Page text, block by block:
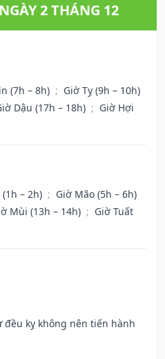
2 THÁNG 12
(7h – 8h) ; Giờ Tỵ (9h – 10h)
Dậu (17h – 18h) ; Giờ Hợi
– 2h) ; Giờ Mão (5h – 6h)
Mùi (13h – 14h) ; Giờ Tuất
đều kỵ không nên tiến hành